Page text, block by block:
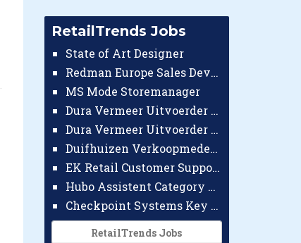
RetailTrends Jobs
State of Art Designer
Redman Europe Sales Developer (Europe)
MS Mode Storemanager
Dura Vermeer Uitvoerder GWW Amsterdam
Dura Vermeer Uitvoerder Civiel Nijmegen
Duifhuizen Verkoopmedewerker Ridderkerk
EK Retail Customer Support Omnichannel
Hubo Assistent Category Manager
Checkpoint Systems Key Accountmanager Benelux
RetailTrends Jobs